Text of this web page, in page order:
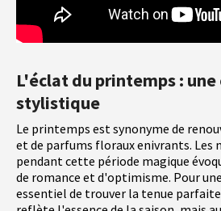
L'éclat du printemps :
stylistique
Le printemps est synonyme de
et de parfums floraux enivrants. Les
pendant cette période magique
de romance et d'optimisme. Pour
essentiel de trouver la tenue